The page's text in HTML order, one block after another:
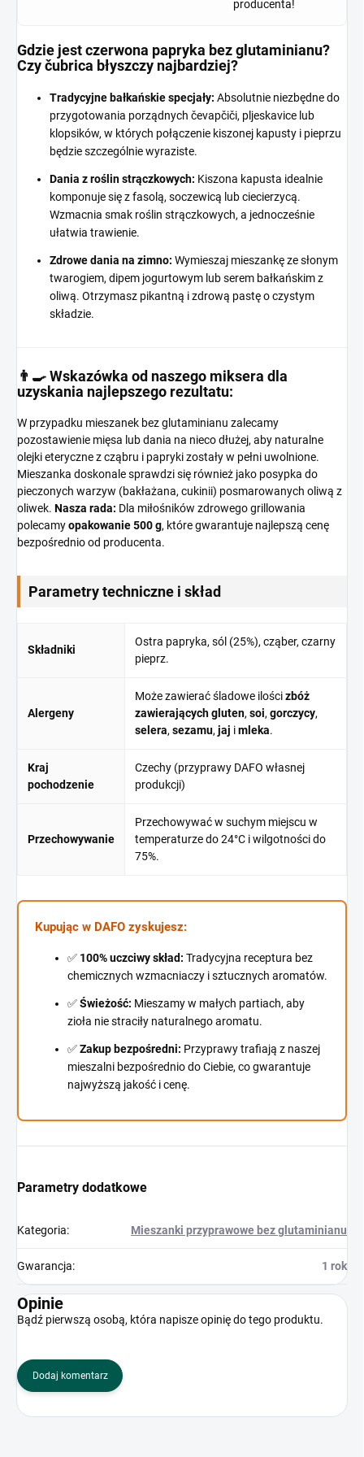
producenta!
Gdzie jest czerwona papryka bez glutaminianu?
Czy čubrica błyszczy najbardziej?
Tradycyjne bałkańskie specjały: Absolutnie niezbędne do
przygotowania porządnych čevapčiči, pljeskavice lub
klopsików, w których połączenie kiszonej kapusty i pieprzu
będzie szczególnie wyraziste.
Dania z roślin strączkowych: Kiszona kapusta idealnie
komponuje się z fasolą, soczewicą lub ciecierzycą.
Wzmacnia smak roślin strączkowych, a jednocześnie
ułatwia trawienie.
Zdrowe dania na zimno: Wymieszaj mieszankę ze słonym
twarogiem, dipem jogurtowym lub serem bałkańskim z
oliwą. Otrzymasz pikantną i zdrową pastę o czystym
składzie.
👨‍🍳 Wskazówka od naszego miksera dla
uzyskania najlepszego rezultatu:
W przypadku mieszanek bez glutaminianu zalecamy
pozostawienie mięsa lub dania na nieco dłużej, aby naturalne
olejki eteryczne z cząbru i papryki zostały w pełni uwolnione.
Mieszanka doskonale sprawdzi się również jako posypka do
pieczonych warzyw (bakłażana, cukinii) posmarowanych oliwą z
oliwek. Nasza rada: Dla miłośników zdrowego grillowania
polecamyopakowanie 500 g, które gwarantuje najlepszą cenę
bezpośrednio od producenta.
Parametry techniczne i skład
Składniki
Ostra papryka, sól (25%), cząber, czarny
pieprz.
Alergeny
Może zawierać śladowe ilościzbóż
zawierających gluten, soi, gorczycy,
selera, sezamu, jaj imleka.
Kraj
pochodzenie
Czechy (przyprawy DAFO własnej
produkcji)
Przechowywanie
Przechowywać w suchym miejscu w
temperaturze do 24°C i wilgotności do
75%.
Kupując w DAFO zyskujesz:
✅ 100% uczciwy skład: Tradycyjna receptura bez
chemicznych wzmacniaczy i sztucznych aromatów.
✅Świeżość: Mieszamy w małych partiach, aby
zioła nie straciły naturalnego aromatu.
✅Zakup bezpośredni: Przyprawy trafiają z naszej
mieszalni bezpośrednio do Ciebie, co gwarantuje
najwyższą jakość i cenę.
Parametry dodatkowe
Kategoria: Mieszanki przyprawowe bez glutaminianu
Gwarancja: 1 rok
Opinie
Bądź pierwszą osobą, która napisze opinię do tego produktu.
Dodaj komentarz